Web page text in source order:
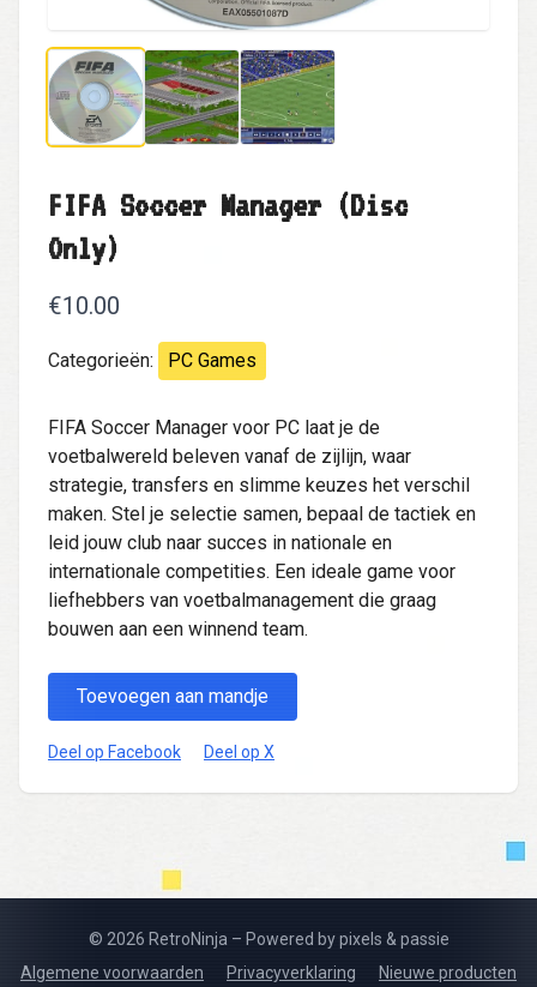
FIFA Soccer Manager (Disc
Only)
€10.00
Categorieën: PC Games
FIFA Soccer Manager voor PC laat je de
voetbalwereld beleven vanaf de zijlijn, waar
strategie, transfers en slimme keuzes het verschil
maken. Stel je selectie samen, bepaal de tactiek en
leid jouw club naar succes in nationale en
internationale competities. Een ideale game voor
liefhebbers van voetbalmanagement die graag
bouwen aan een winnend team.
Toevoegen aan mandje
Deel op Facebook Deel op X
© 2026 RetroNinja – Powered by pixels & passie
Algemene voorwaarden
Privacyverklaring
Nieuwe producten